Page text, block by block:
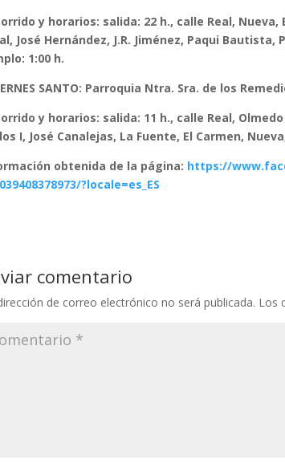
y horarios: salida: 22 h., calle Real, Nueva,
José Hernández, J.R. Jiménez, Paqui
1:00 h.
SANTO: Parroquia Ntra. Sra. de los
y horarios: salida: 11 h., calle Real,
I, José Canalejas, La Fuente, El Carmen,
obtenida de la página: https://
?locale=es_ES
comentario
de correo electrónico no será publicada. Los